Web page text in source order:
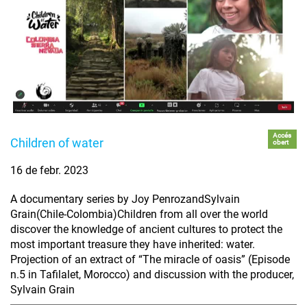
Children of water
Accés
obert
16 de febr. 2023
A documentary series by Joy PenrozandSylvain
Grain(Chile-Colombia)Children from all over the world
discover the knowledge of ancient cultures to protect the
most important treasure they have inherited: water.
Projection of an extract of “The miracle of oasis” (Episode
n.5 in Tafilalet, Morocco) and discussion with the producer,
Sylvain Grain